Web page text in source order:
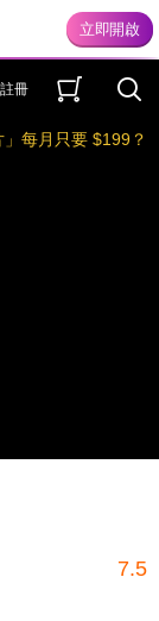
冊
」每月只要 $199？
7.5